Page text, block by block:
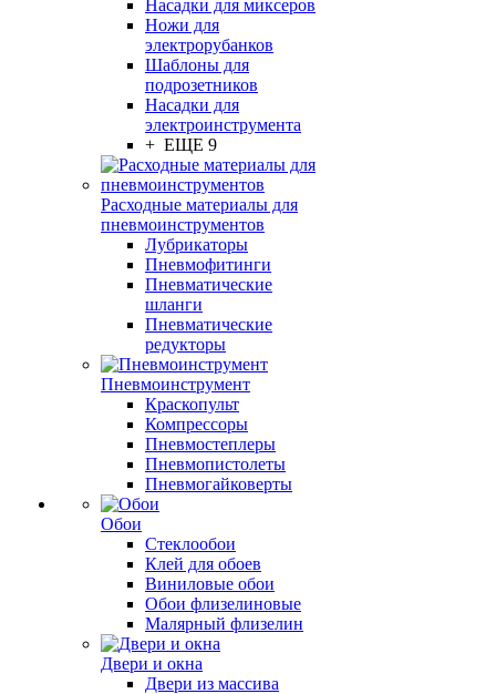
Насадки для миксеров
Ножи для
электрорубанков
Шаблоны для
подрозетников
Насадки для
электроинструмента
+ ЕЩЕ 9
Расходные материалы для
пневмоинструментов
Лубрикаторы
Пневмофитинги
Пневматические
шланги
Пневматические
редукторы
Пневмоинструмент
Краскопульт
Компрессоры
Пневмостеплеры
Пневмопистолеты
Пневмогайковерты
Обои
Стеклообои
Клей для обоев
Виниловые обои
Обои флизелиновые
Малярный флизелин
Двери и окна
Двери из массива